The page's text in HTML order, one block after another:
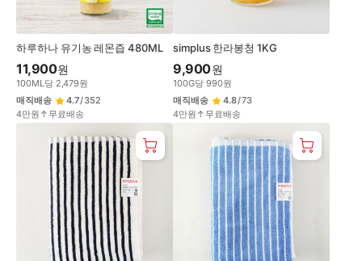
하루하나 유기농 레몬즙 480ML
11,900원
100ML당 2,479원
매직배송
4.7/352
4만원↑무료배송
simplus 한라봉청 1KG
9,900원
100G당 990원
매직배송
4.8/73
4만원↑무료배송